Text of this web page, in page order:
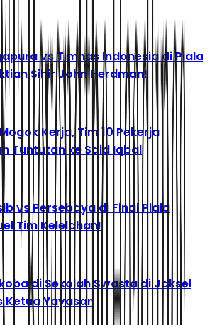
vs Timnas Indonesia di Piala
Sihir John Herdman!
Kerja, Tim 10 Pekerja
Tuntutan ke Said Iqbal
vs Persebaya di Final Piala
Tim Kelelahan!
di Sekolah Swasta di Jaksel
Ketua Yayasan